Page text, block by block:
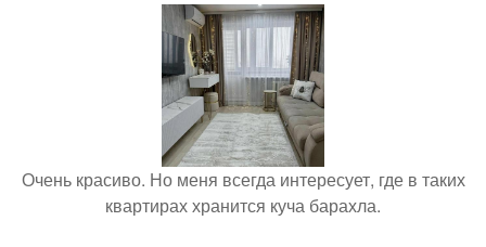
Очень красиво. Но меня всегда интересует, где в таких
квартирах хранится куча барахла.